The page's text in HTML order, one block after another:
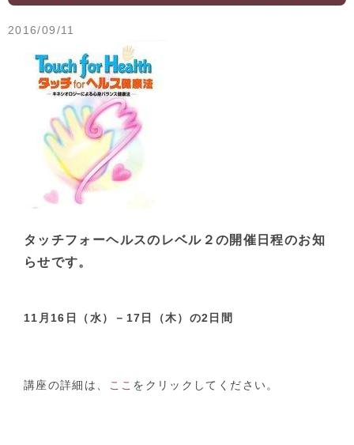
2016/09/11
タッチフォーヘルスのレベル２の開催日程のお知
らせです。
11月16日（水）－17日（木）の2日間
講座の詳細は、 ここ をクリックしてください。